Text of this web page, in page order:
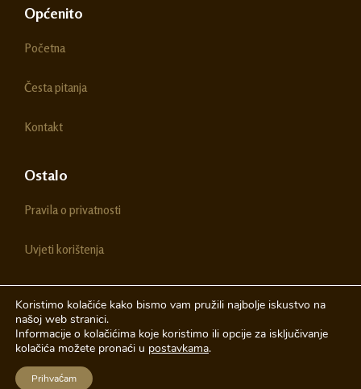
e
b
o
t
r
m
Općenito
Početna
Česta pitanja
Kontakt
Ostalo
Pravila o privatnosti
Uvjeti korištenja
© 2026 Chestitke | Sva prava pridržava
Izrada web stranica A-Design
Koristimo kolačiće kako bismo vam pružili najbolje iskustvo na
našoj web stranici.
Informacije o kolačićima koje koristimo ili opcije za isključivanje
kolačića možete pronaći u postavkama.
Prihvaćam